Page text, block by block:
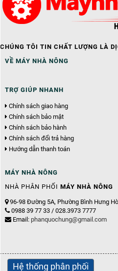
CHÚNG TÔI TIN CHẤT LƯỢNG LÀ
VỀ MÁY NHÀ NÔNG
TRỢ GIÚP NHANH
Chính sách giao hàng
Chính sách bảo mật
Chính sách bảo hành
Chính sách đổi trả hàng
Hướng dẫn thanh toán
MÁY NHÀ NÔNG
NHÀ PHÂN PHỐI MÁY NHÀ NÔNG
96-98 Đường 5A, Phường Bình Hưng
0988 39 77 33 / 028.3973 7777
Email: phanquochung@gmail.com
Hệ thống phân phối